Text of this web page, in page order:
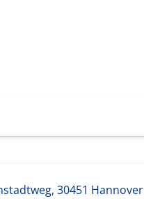
30451 Hannover